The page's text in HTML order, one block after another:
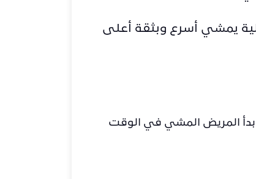
يمشي أسرع وبثقة أعلى
بدأ المريض المشي في الوقت